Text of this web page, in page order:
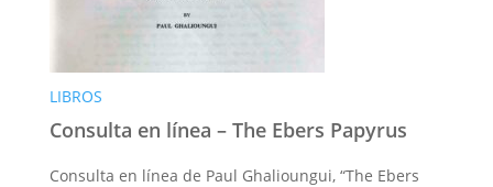
LIBROS
Consulta en línea – The Ebers Papyrus
Consulta en línea de Paul Ghalioungui, “The Ebers